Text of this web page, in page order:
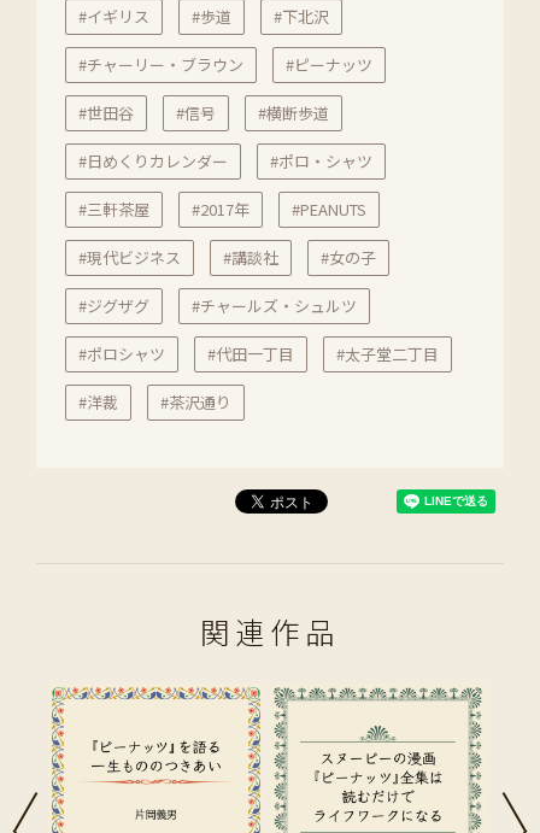
#イギリス #歩道 #下北沢
#チャーリー・ブラウン #ピーナッツ
#世田谷 #信号 #横断歩道
#日めくりカレンダー #ポロ・シャツ
#三軒茶屋 #2017年 #PEANUTS
#現代ビジネス #講談社 #女の子
#ジグザグ #チャールズ・シュルツ
#ポロシャツ #代田一丁目 #太子堂二丁目
#洋裁 #茶沢通り
関連作品